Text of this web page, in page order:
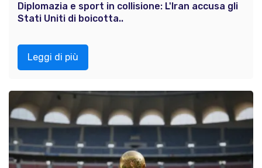
Diplomazia e sport in collisione: L'Iran accusa gli
Stati Uniti di boicotta..
Leggi di più